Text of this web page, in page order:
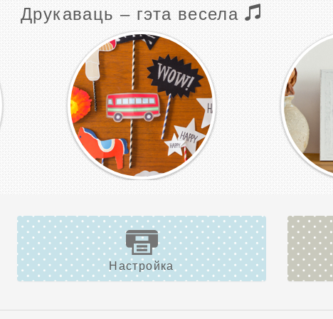
Друкаваць – гэта весела
Настройка